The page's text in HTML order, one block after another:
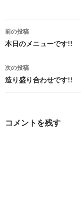
投
稿
ナ
ビ
前の投稿
本日のメニューです!!
次の投稿
造り盛り合わせです!!
コメントを残す